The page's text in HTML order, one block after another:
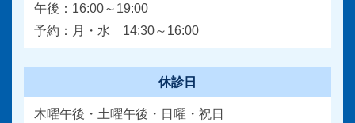
午後：16:00～19:00
予約：月・水 14:30～16:00
休診日
木曜午後・土曜午後・日曜・祝日